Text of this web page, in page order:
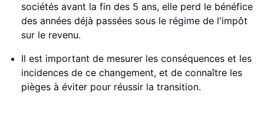
sociétés avant la fin des 5 ans, elle perd le bénéfice
des années déjà passées sous le régime de l'impôt
sur le revenu.
Il est important de mesurer les conséquences et les
incidences de ce changement, et de connaître les
pièges à éviter pour réussir la transition.